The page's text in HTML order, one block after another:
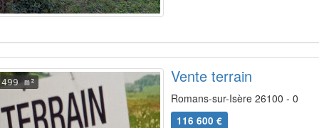
499 m² Vente terrain
Romans-sur-Isère 26100 - 0
116 600 €